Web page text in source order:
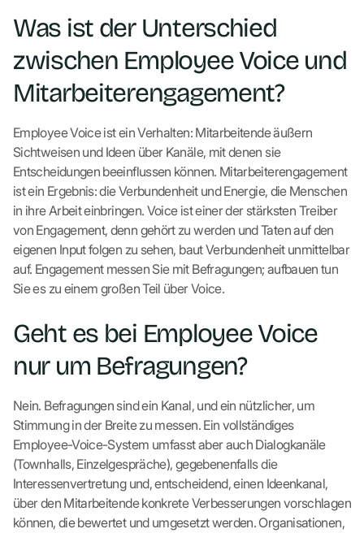
Was ist der Unterschied
zwischen Employee Voice und
Mitarbeiterengagement?
Employee Voice ist ein Verhalten: Mitarbeitende äußern
Sichtweisen und Ideen über Kanäle, mit denen sie
Entscheidungen beeinflussen können. Mitarbeiterengagement
ist ein Ergebnis: die Verbundenheit und Energie, die Menschen
in ihre Arbeit einbringen. Voice ist einer der stärksten Treiber
von Engagement, denn gehört zu werden und Taten auf den
eigenen Input folgen zu sehen, baut Verbundenheit unmittelbar
auf. Engagement messen Sie mit Befragungen; aufbauen tun
Sie es zu einem großen Teil über Voice.
Geht es bei Employee Voice
nur um Befragungen?
Nein. Befragungen sind ein Kanal, und ein nützlicher, um
Stimmung in der Breite zu messen. Ein vollständiges
Employee-Voice-System umfasst aber auch Dialogkanäle
(Townhalls, Einzelgespräche), gegebenenfalls die
Interessenvertretung und, entscheidend, einen Ideenkanal,
über den Mitarbeitende konkrete Verbesserungen vorschlagen
können, die bewertet und umgesetzt werden. Organisationen,